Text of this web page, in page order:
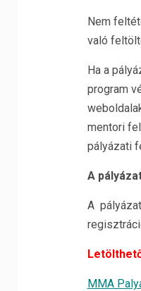
Nem
való
Ha a
program
mentori
pályázati
A
A
MMA